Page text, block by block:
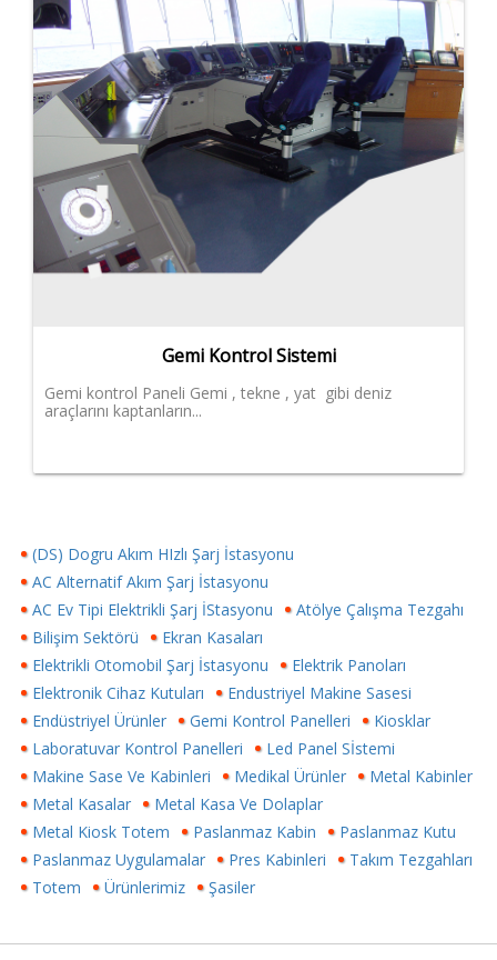
Gemi Kontrol Sistemi
Gemi kontrol Paneli Gemi , tekne , yat gibi deniz
araçlarını kaptanların...
(DS) Dogru Akım HIzlı Şarj İstasyonu
AC Alternatif Akım Şarj İstasyonu
AC Ev Tipi Elektrikli Şarj İStasyonu
Atölye Çalışma Tezgahı
Bilişim Sektörü
Ekran Kasaları
Elektrikli Otomobil Şarj İstasyonu
Elektrik Panoları
Elektronik Cihaz Kutuları
Endustriyel Makine Sasesi
Endüstriyel Ürünler
Gemi Kontrol Panelleri
Kiosklar
Laboratuvar Kontrol Panelleri
Led Panel Sİstemi
Makine Sase Ve Kabinleri
Medikal Ürünler
Metal Kabinler
Metal Kasalar
Metal Kasa Ve Dolaplar
Metal Kiosk Totem
Paslanmaz Kabin
Paslanmaz Kutu
Paslanmaz Uygulamalar
Pres Kabinleri
Takım Tezgahları
Totem
Ürünlerimiz Şasiler